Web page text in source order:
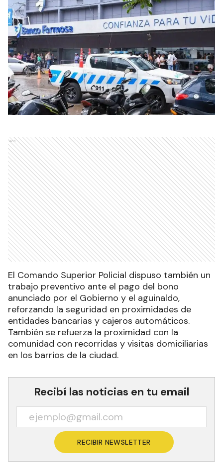
Ads
El Comando Superior Policial dispuso también un
trabajo preventivo ante el pago del bono
anunciado por el Gobierno y el aguinaldo,
reforzando la seguridad en proximidades de
entidades bancarias y cajeros automáticos.
También se refuerza la proximidad con la
comunidad con recorridas y visitas domiciliarias
en los barrios de la ciudad.
Recibí las noticias en tu email
RECIBIR NEWSLETTER